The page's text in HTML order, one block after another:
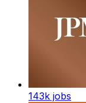
143k jobs